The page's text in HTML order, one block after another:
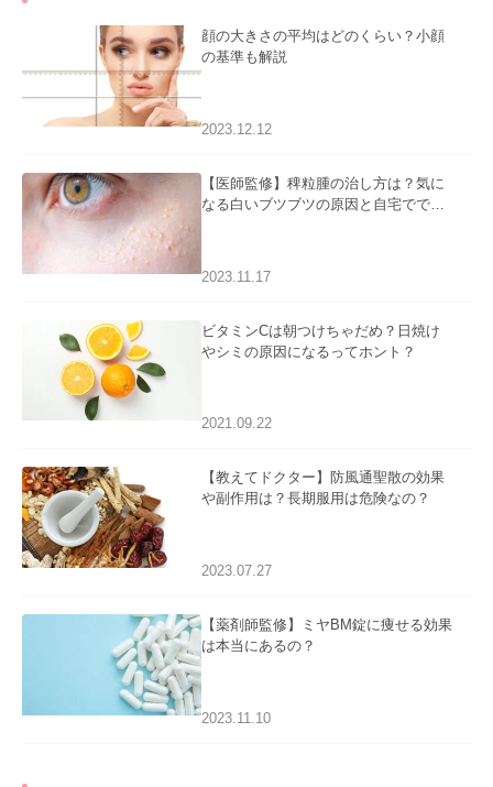
顔の大きさの平均はどのくらい？小顔
の基準も解説
2023.12.12
【医師監修】稗粒腫の治し方は？気に
なる白いブツブツの原因と自宅ででき
2023.11.17
ビタミンCは朝つけちゃだめ？日焼け
やシミの原因になるってホント？
2021.09.22
【教えてドクター】防風通聖散の効果
や副作用は？長期服用は危険なの？
2023.07.27
【薬剤師監修】ミヤBM錠に痩せる効果
は本当にあるの？
2023.11.10